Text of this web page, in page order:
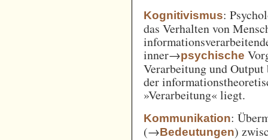
Kognitivismus:
das Verhalten von
inner→psychische
Verarbeitung und
der
»Verarbeitung« liegt.
Kommunikation:
(→Bedeutungen)